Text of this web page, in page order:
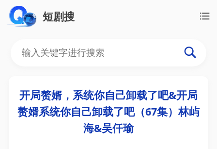
短剧搜
开局赘婿，系统你自己卸载了吧&开局
赘婿系统你自己卸载了吧（67集）林屿
海&吴仟瑜